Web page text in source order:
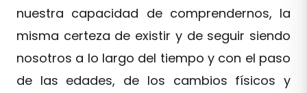
nuestra capacidad de comprendernos, la
misma certeza de existir y de seguir siendo
nosotros a lo largo del tiempo y con el paso
de las edades, de los cambios físicos y